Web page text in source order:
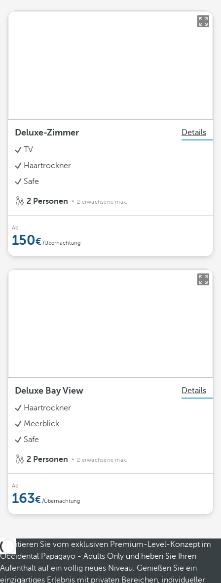
Deluxe-Zimmer
Details
TV
Haartrockner
Safe
2 Personen 2 erwachsene max.
Ab
150 /Übernachtung
Deluxe Bay View
Details
Haartrockner
Meerblick
Safe
2 Personen 2 erwachsene max.
Ab
163 /Übernachtung
Profitieren Sie vom exklusiven Premium-Level-Konzept im
Occidental Papagayo - Adults Only und heben Sie Ihren
Aufenthalt auf ein völlig neues Niveau. Genießen Sie ein
einzigartiges Erlebnis mit privaten Bereichen, individueller